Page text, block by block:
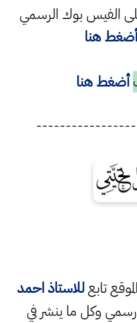
الفيس بوك الرسمي
أضغط هنا
أضغط هنا
تابعللاستاذ احمد
وكل ما ينشر في